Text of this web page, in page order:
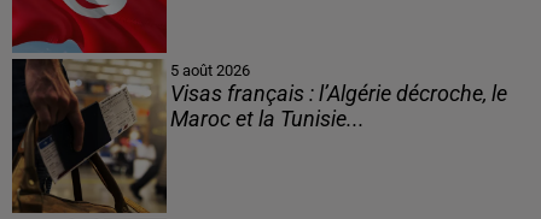
5 août 2026
Visas français : l’Algérie décroche, le
Maroc et la Tunisie...